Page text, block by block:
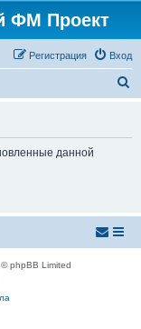
ФМ Проект
Вход
Регистрация
данной
phpBB Limited